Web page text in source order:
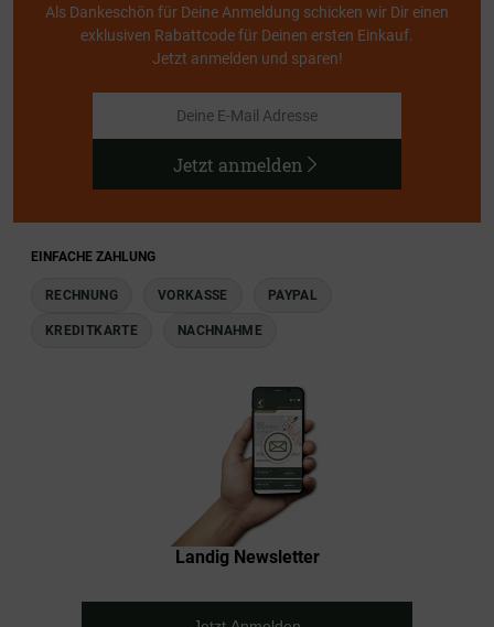
Als Dankeschön für Deine Anmeldung schicken wir Dir einen
exklusiven Rabattcode für Deinen ersten Einkauf.
Jetzt anmelden und sparen!
Jetzt anmelden
EINFACHE ZAHLUNG
RECHNUNG VORKASSE PAYPAL
KREDITKARTE NACHNAHME
Landig Newsletter